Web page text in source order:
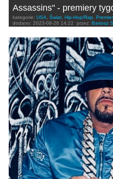
Assassins" - premiery
kategorie: USA Świat Hip-Hop/Rap
dodano: 2023-08-26 14:22 przez: Bartosz